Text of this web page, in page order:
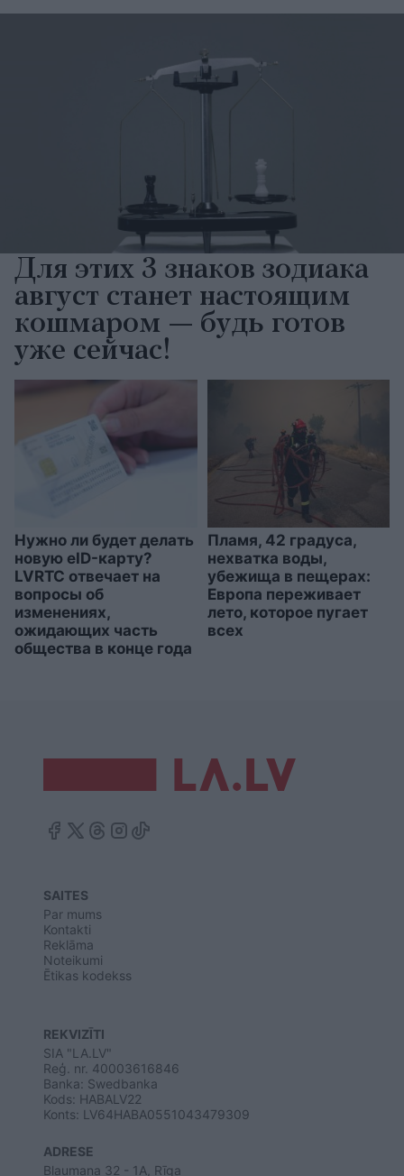
Для этих 3 знаков зодиака
август станет настоящим
кошмаром — будь готов
уже сейчас!
Нужно ли будет делать
новую eID-карту?
LVRTC отвечает на
вопросы об
изменениях,
ожидающих часть
общества в конце года
Пламя, 42 градуса,
нехватка воды,
убежища в пещерах:
Европа переживает
лето, которое пугает
всех
SAITES
Par mums
Kontakti
Reklāma
Noteikumi
Ētikas kodekss
REKVIZĪTI
SIA "LA.LV"
Reģ. nr. 40003616846
Banka: Swedbanka
Kods: HABALV22
Konts: LV64HABA0551043479309
ADRESE
Blaumaņa 32 - 1A, Rīga